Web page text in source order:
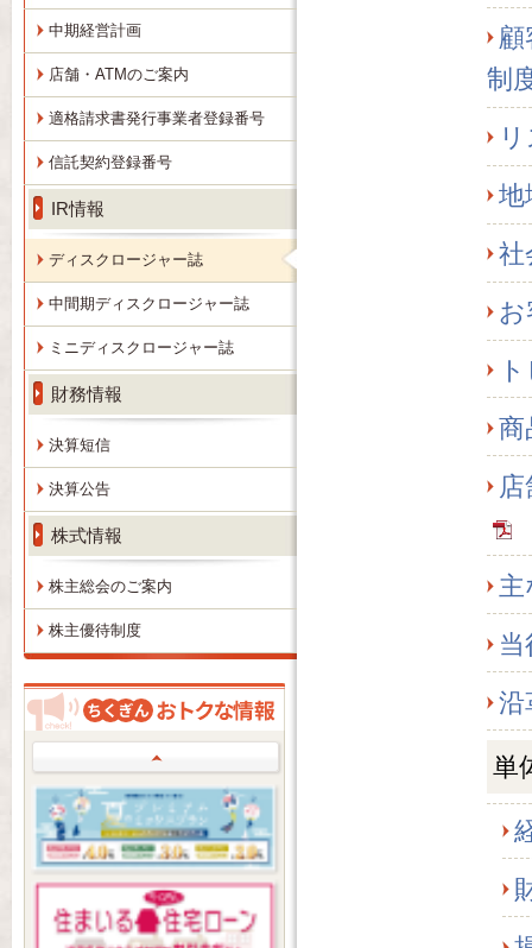
中期経営計画
店舗・ATMのご案内
適格請求書発行事業者登録番号
信託契約登録番号
IR情報
ディスクロージャー誌
中間期ディスクロージャー誌
ミニディスクロージャー誌
財務情報
決算短信
決算公告
株式情報
株主総会のご案内
株主優待制度
顧
制
地
社
商
主
沿
単